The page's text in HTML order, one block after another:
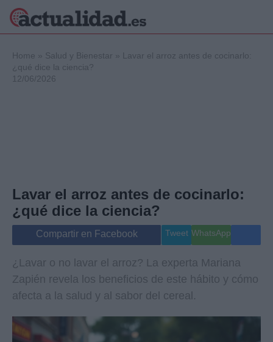
Internacional
Viajes
Gente
Musica
Home » Salud y Bienestar »
Lavar el arroz antes de cocinarlo:
¿qué dice la ciencia?
12/06/2026
Lavar el arroz antes de cocinarlo:
¿qué dice la ciencia?
Compartir en Facebook Tweet WhatsApp
¿Lavar o no lavar el arroz? La experta Mariana
Zapién revela los beneficios de este hábito y cómo
afecta a la salud y al sabor del cereal.